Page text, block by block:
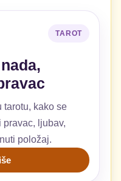
TAROT
tarotu, kako se
pravac, ljubav,
položaj.